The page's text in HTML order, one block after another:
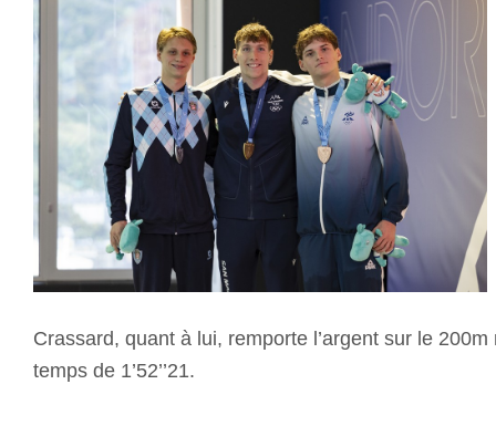
Crassard, quant à lui, remporte l’argent sur le
temps de 1’52’’21.